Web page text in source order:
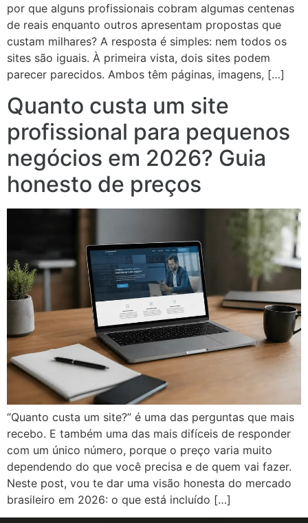
por que alguns profissionais cobram algumas centenas
de reais enquanto outros apresentam propostas que
custam milhares? A resposta é simples: nem todos os
sites são iguais. À primeira vista, dois sites podem
parecer parecidos. Ambos têm páginas, imagens, […]
Quanto custa um site
profissional para pequenos
negócios em 2026? Guia
honesto de preços
“Quanto custa um site?” é uma das perguntas que mais
recebo. E também uma das mais difíceis de responder
com um único número, porque o preço varia muito
dependendo do que você precisa e de quem vai fazer.
Neste post, vou te dar uma visão honesta do mercado
brasileiro em 2026: o que está incluído […]